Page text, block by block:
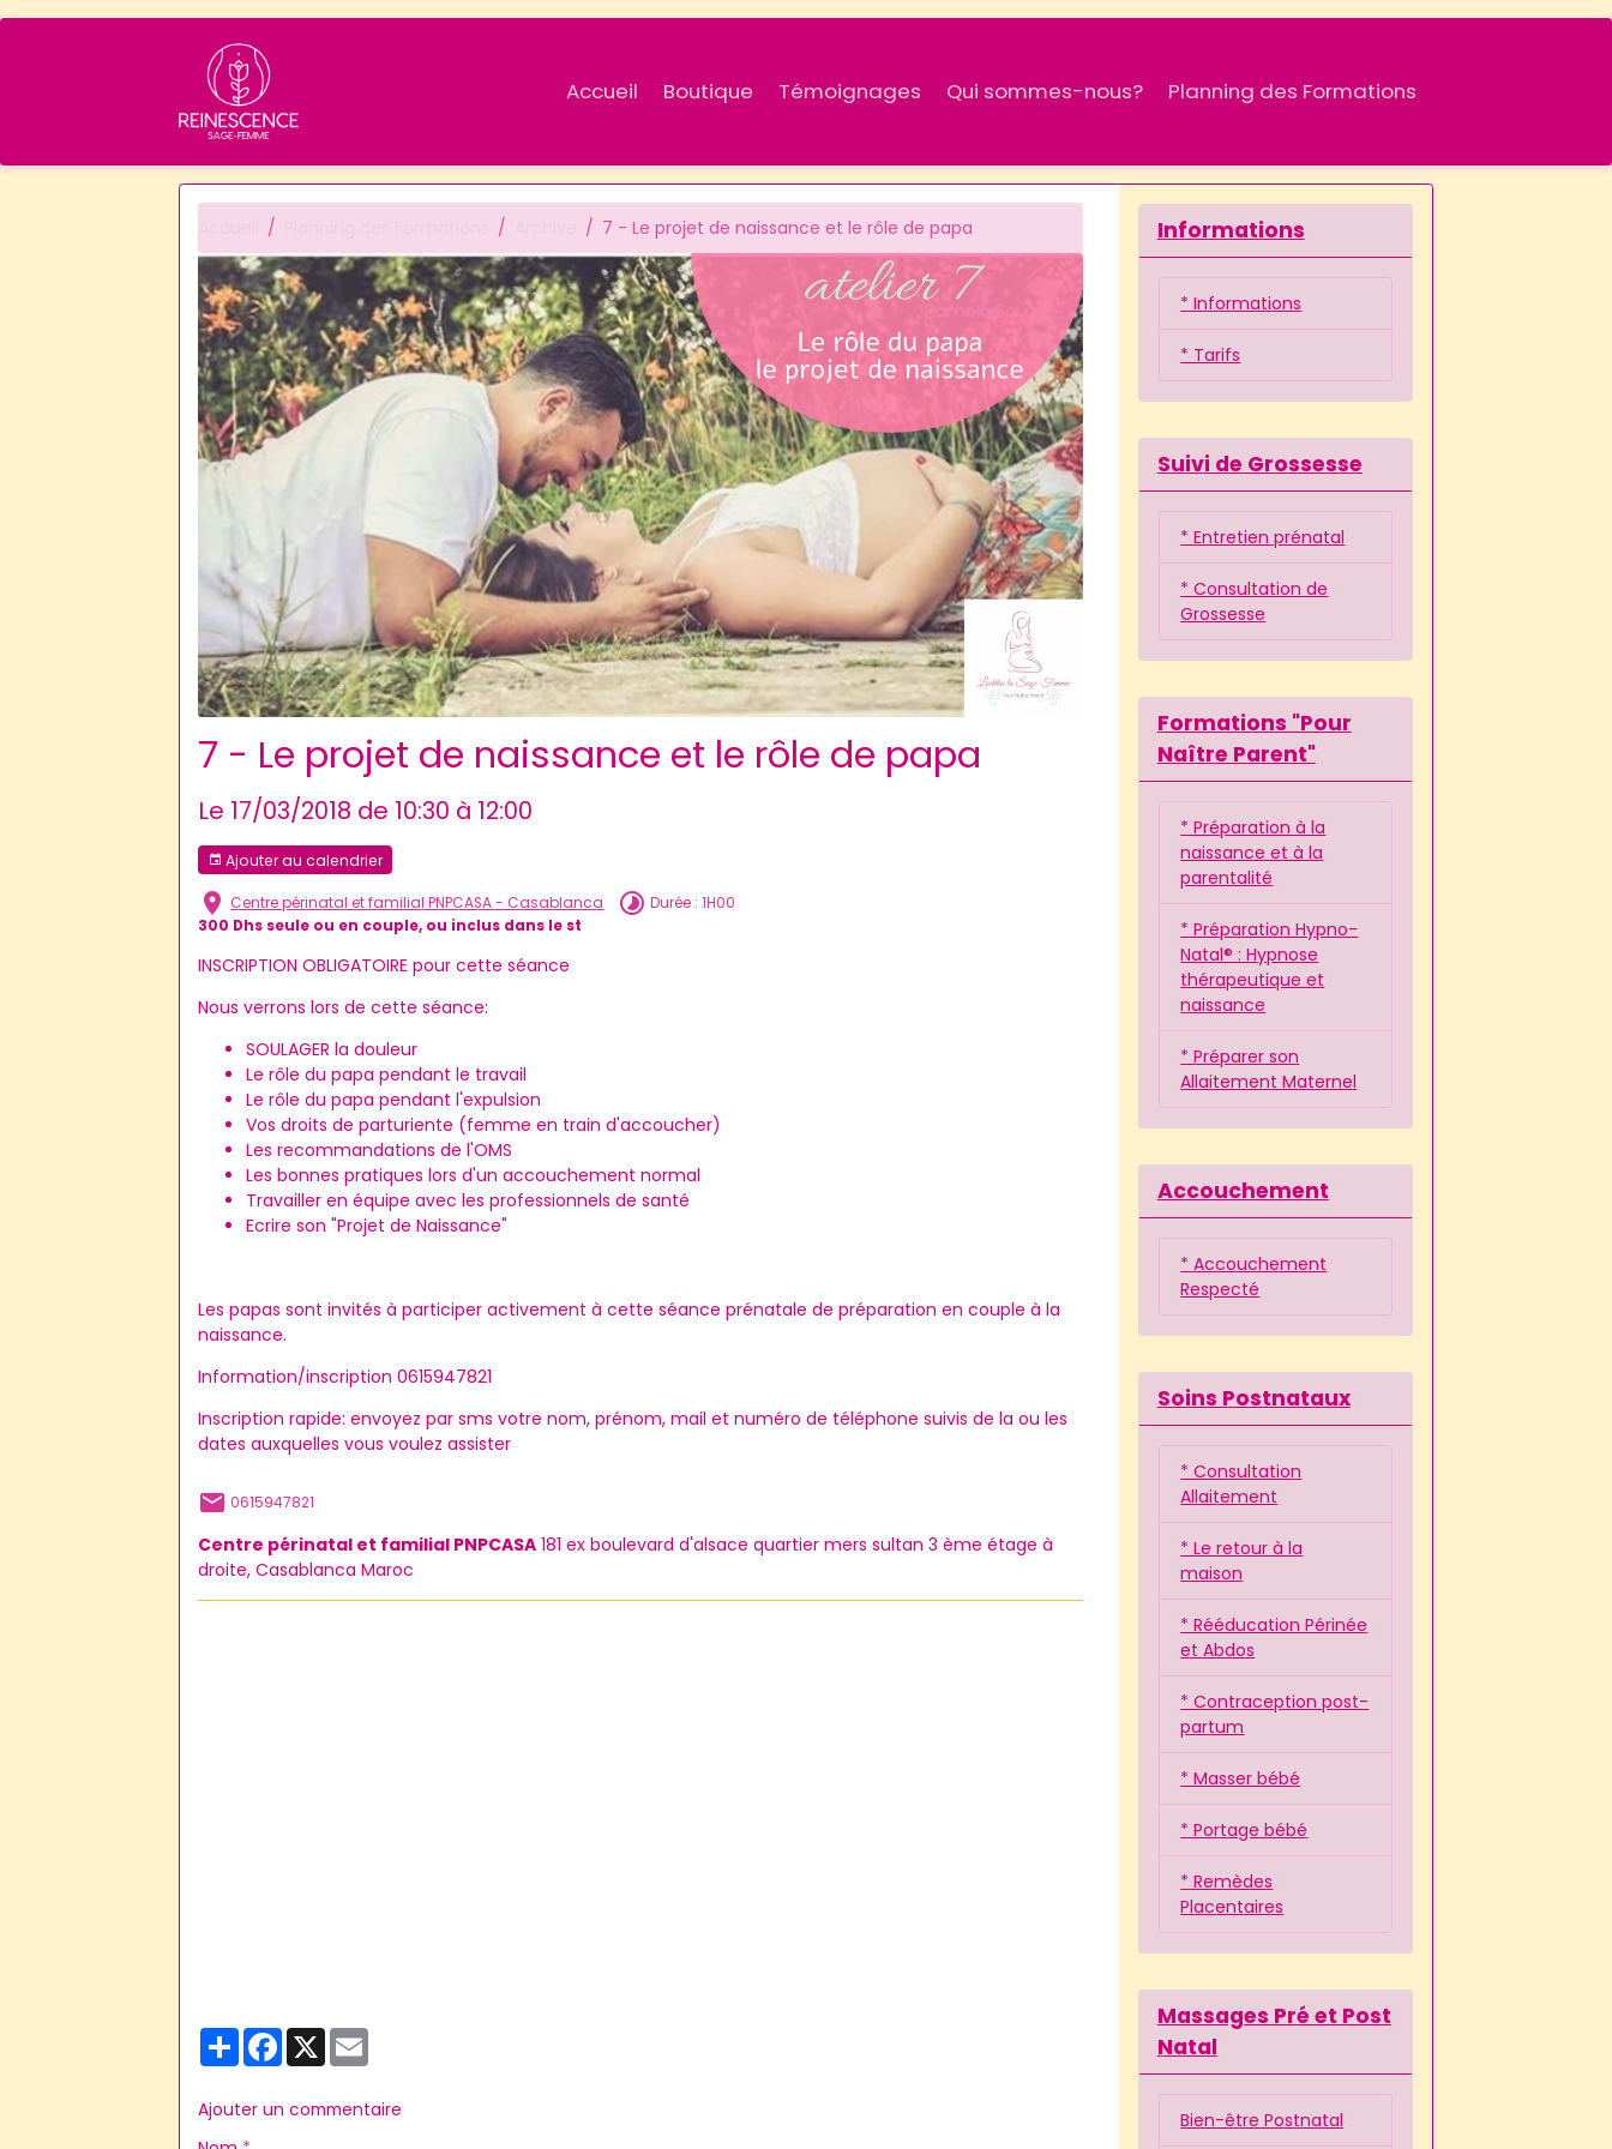
Accueil Boutique Témoignages Qui sommes-nous? Planning des Formations
7 - Le projet de naissance et le rôle de papa
7 - Le projet de naissance et le rôle de papa
Le 17/03/2018 de 10:30 à 12:00
Ajouter au calendrier
Centre périnatal et familial PNPCASA - Casablanca
Durée : 1H00
300 Dhs seule ou en couple, ou inclus dans le st
INSCRIPTION OBLIGATOIRE pour cette séance
Nous verrons lors de cette séance:
SOULAGER la douleur
Le rôle du papa pendant le travail
Le rôle du papa pendant l'expulsion
Vos droits de parturiente (femme en train d'accoucher)
Les recommandations de l'OMS
Les bonnes pratiques lors d'un accouchement normal
Travailler en équipe avec les professionnels de santé
Ecrire son "Projet de Naissance"
Les papas sont invités à participer activement à cette séance prénatale de préparation en couple à la
naissance.
Information/inscription 0615947821
Inscription rapide: envoyez par sms votre nom, prénom, mail et numéro de téléphone suivis de la ou les
dates auxquelles vous voulez assister
0615947821
Centre périnatal et familial PNPCASA 181 ex boulevard d'alsace quartier mers sultan 3 ème étage à
droite, Casablanca Maroc
PartagerFacebook
X
Ajouter un commentaire
Informations
* Informations
* Tarifs
Suivi de Grossesse
* Entretien prénatal
* Consultation de
Grossesse
Formations "Pour
Naître Parent"
* Préparation à la
naissance et à la
parentalité
* Préparation Hypno-
Natal® : Hypnose
thérapeutique et
naissance
* Préparer son
Allaitement Maternel
Accouchement
* Accouchement
Respecté
Soins Postnataux
* Consultation
Allaitement
* Le retour à la
maison
* Rééducation Périnée
et Abdos
* Contraception post-
partum
* Masser bébé
* Portage bébé
* Remèdes
Placentaires
Massages Pré et Post
Natal
Bien-être Postnatal